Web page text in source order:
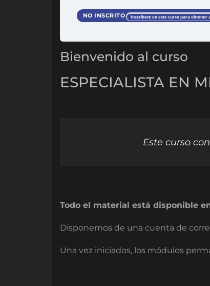
NO INSCRITO Inscríbete en este curso para obtener
Bienvenido al curso
ESPECIALISTA EN
Este curso
Todo el material está disponible
Disponemos de una cuenta de
Una vez iniciados, los módulos